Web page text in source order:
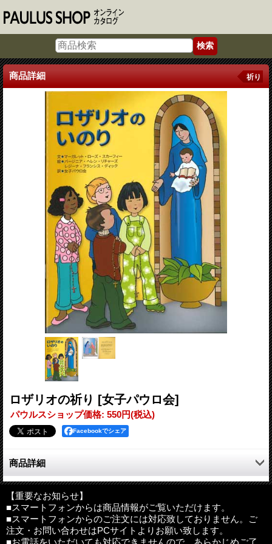
商品詳細 祈り
ロザリオの祈り [女子パウロ会]
パウルスショップ価格: 550円(税込)
Facebookでシェア
商品詳細
おいのりシリーズ3部作の2作目！
『ロザリオのいのり』
マリア様も大好きなロザリオのおいのり。
あなたのいのりを、マリアさまがイエスさまにとどけてください
【重要なお知らせ】
■スマートフォンからは商品情報がご覧いただけます。
■スマートフォンからのご注文には対応致しておりません。ご
注文・お問い合わせはPCサイトよりお願い致します。
■お電話をいただいても対応できませんので、あらかじめご了